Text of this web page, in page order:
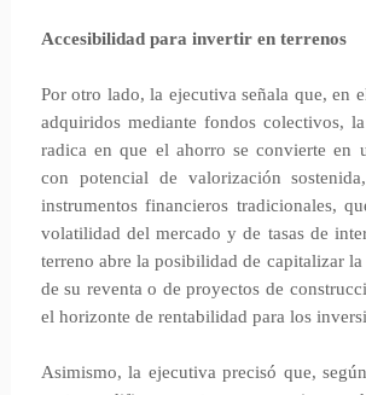
Accesibilidad para invertir en terrenos
Por otro lado, la ejecutiva señala que, en
adquiridos mediante fondos colectivos,
radica en que el ahorro se convierte en
con potencial de valorización
instrumentos financieros tradicionales,
volatilidad del mercado y de tasas de
terreno abre la posibilidad de capitalizar
de su reventa o de proyectos de
el horizonte de rentabilidad para los
Asimismo, la ejecutiva precisó que,